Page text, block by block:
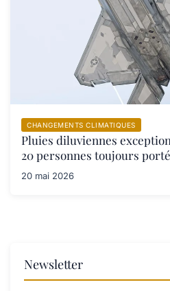
CHANGEMENTS CLIMATIQUES
Pluies diluviennes
20 personnes toujours
20 mai 2026
Newsletter